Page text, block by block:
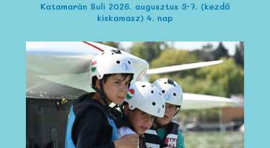
Katamarán Suli 2026. augusztus 3-7. (kezdő
kiskamasz) 4. nap